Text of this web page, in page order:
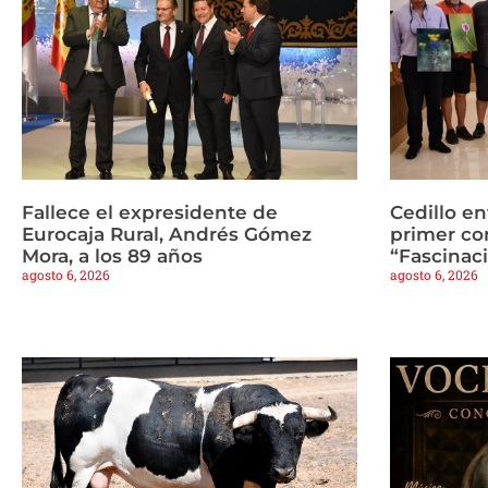
Fallece el expresidente de
Eurocaja Rural, Andrés Gómez
Mora, a los 89 años
agosto 6, 2026
Cedillo
primer
agosto 6, 2026